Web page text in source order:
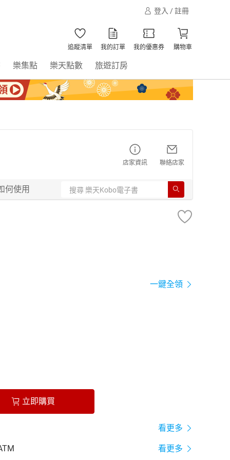
登入 / 註冊
追蹤清單 我的訂單 我的優惠券 購物車
樂集點 樂天點數 旅遊訂房
店家資訊 聯絡店家
何使用
一鍵全領
立即購買
看更多
看更多